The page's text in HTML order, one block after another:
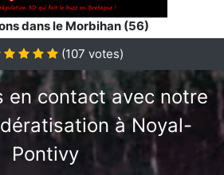
dans le Morbihan (56)
(107 votes)
en contact avec notre
à Noyal-
Pontivy